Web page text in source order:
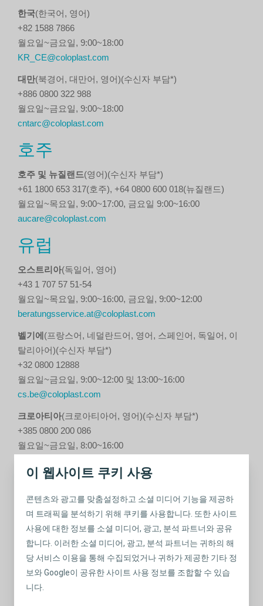
이 웹사이트 쿠키 사용
콘텐츠와 광고를 맞춤설정하고 소셜 미디어 기능을 제공하
며 트래픽을 분석하기 위해 쿠키를 사용합니다. 또한 사이트
사용에 대한 정보를 소셜 미디어, 광고, 분석 파트너와 공유
합니다. 이러한 소셜 미디어, 광고, 분석 파트너는 귀하의 해
당 서비스 이용을 통해 수집되었거나 귀하가 제공한 기타 정
보와 Google이 공유한 사이트 사용 정보를 조합할 수 있습
니다.
한국(한국어, 영어)
+82 1588 7866
월요일~금요일, 9:00~18:00
KR_CE@coloplast.com
대만(북경어, 대만어, 영어)(수신자 부담*)
+886 0800 322 988
월요일~금요일, 9:00~18:00
cntarc@coloplast.com
호주
호주 및 뉴질랜드(영어)(수신자 부담*)
+61 1800 653 317(호주), +64 0800 600 018(뉴질랜드)
월요일~목요일, 9:00~17:00, 금요일 9:00~16:00
aucare@coloplast.com
유럽
오스트리아(독일어, 영어)
+43 1 707 57 51-54
월요일~목요일, 9:00~16:00, 금요일, 9:00~12:00
beratungsservice.at@coloplast.com
벨기에 (프랑스어, 네덜란드어, 영어, 스페인어, 독일어, 이
탈리아어)(수신자 부담*)
+32 0800 12888
월요일~금요일, 9:00~12:00 및 13:00~16:00
cs.be@coloplast.com
크로아티아(크로아티아어, 영어)(수신자 부담*)
+385 0800 200 086
월요일~금요일, 8:00~16:00
(체코어, 영어, 독일어)(수신자 부담*)
+420 800 100 416
월요일~금요일, 8:00~16:00
info@coloplast.cz
덴마크(덴마크어, 영어)
+45 4911 1213​​​​​​​​​​​​
월요일~금요일, 8:30~15:00
dkmail@coloplast.com